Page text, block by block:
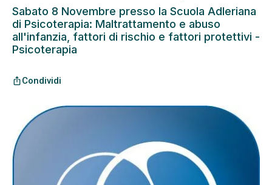
Sabato 8 Novembre presso la Scuola Adleriana
di Psicoterapia: Maltrattamento e abuso
all'infanzia, fattori di rischio e fattori protettivi -
Psicoterapia
ios_shareCondividi